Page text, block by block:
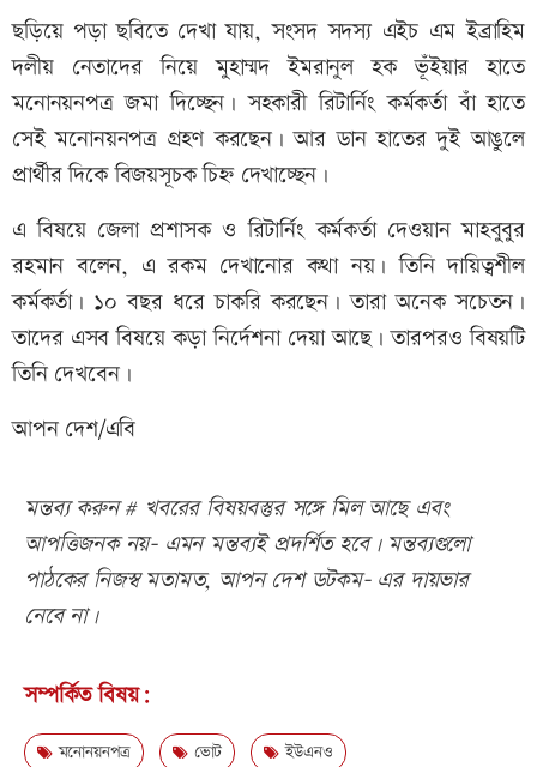
ছড়িয়ে পড়া ছবিতে দেখা যায়, সংসদ সদস্য এইচ এম ইব্রাহিম
দলীয় নেতাদের নিয়ে মুহাম্মদ ইমরানুল হক ভূঁইয়ার হাতে
মনোনয়নপত্র জমা দিচ্ছেন। সহকারী রিটার্নিং কর্মকর্তা বাঁ হাতে
সেই মনোনয়নপত্র গ্রহণ করছেন। আর ডান হাতের দুই আঙুলে
প্রার্থীর দিকে বিজয়সূচক চিহ্ন দেখাচ্ছেন।
এ বিষয়ে জেলা প্রশাসক ও রিটার্নিং কর্মকর্তা দেওয়ান মাহবুবুর
রহমান বলেন, এ রকম দেখানোর কথা নয়। তিনি দায়িত্বশীল
কর্মকর্তা। ১০ বছর ধরে চাকরি করছেন। তারা অনেক সচেতন।
তাদের এসব বিষয়ে কড়া নির্দেশনা দেয়া আছে। তারপরও বিষয়টি
তিনি দেখবেন।
আপন দেশ/এবি
মন্তব্য করুন # খবরের বিষয়বস্তুর সঙ্গে মিল আছে এবং
আপত্তিজনক নয়- এমন মন্তব্যই প্রদর্শিত হবে। মন্তব্যগুলো
পাঠকের নিজস্ব মতামত, আপন দেশ ডটকম- এর দায়ভার
নেবে না।
সম্পর্কিত বিষয়:
মনোনয়নপত্র ভোট ইউএনও